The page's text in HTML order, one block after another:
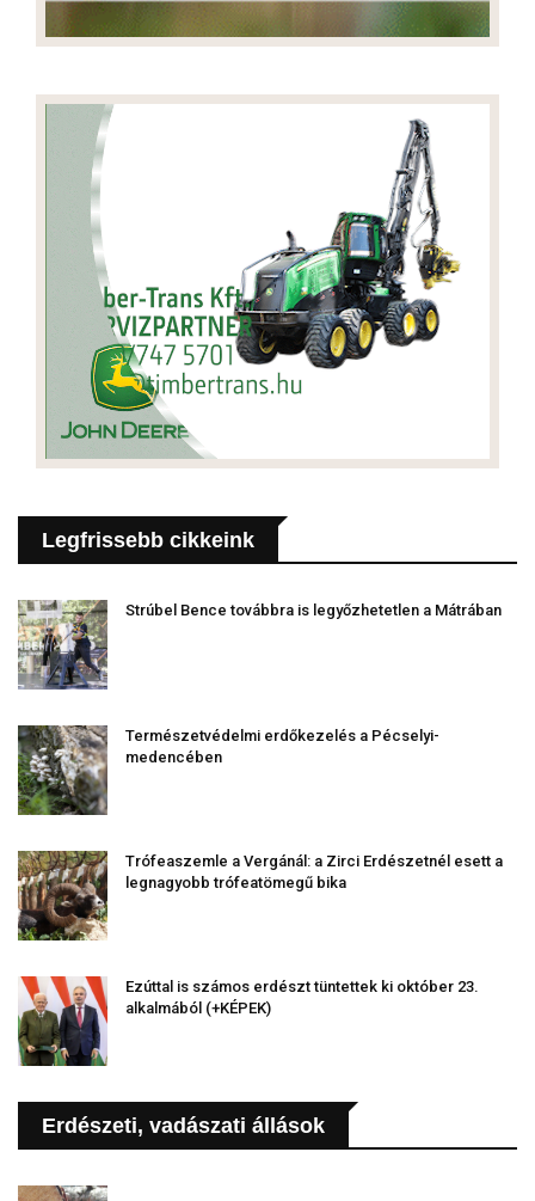
Legfrissebb cikkeink
Strúbel Bence továbbra is legyőzhetetlen a Mátrában
Természetvédelmi erdőkezelés a Pécselyi-
medencében
Trófeaszemle a Vergánál: a Zirci Erdészetnél esett a
legnagyobb trófeatömegű bika
Ezúttal is számos erdészt tüntettek ki október 23.
alkalmából (+KÉPEK)
Erdészeti, vadászati állások